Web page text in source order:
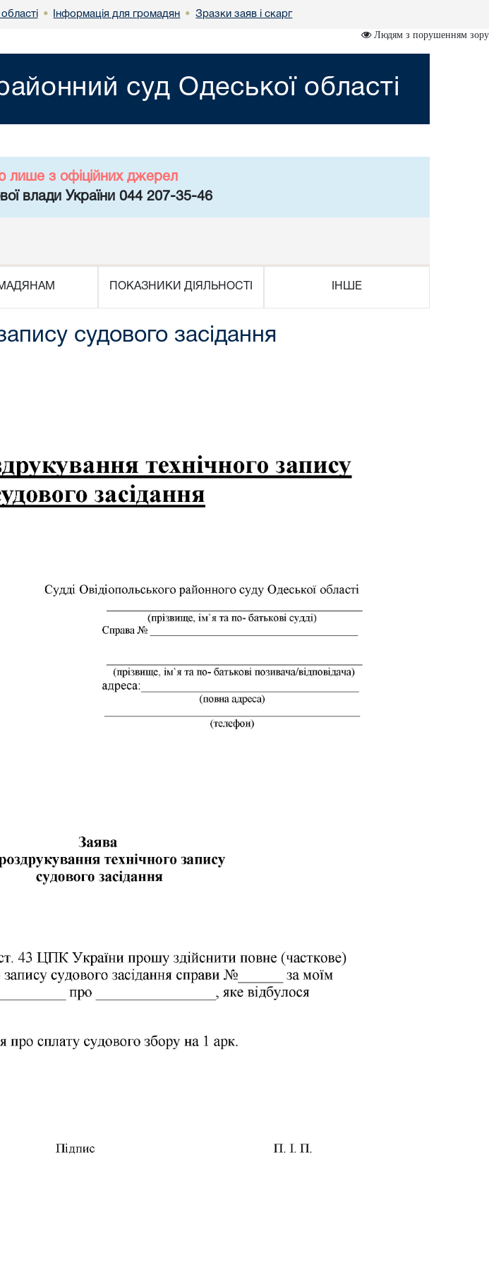
• Інформація для громадян • Зразки заяв і скарг
Людям з порушенням зору
суд Одеської області
лише з офіційних джерел
влади України 044 207-35-46
ПОКАЗНИКИ ДІЯЛЬНОСТІ ІНШЕ
судового засідання